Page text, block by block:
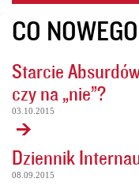
CO
Starcie
czy na „nie”?
03.10.2015
Dziennik
08.09.2015